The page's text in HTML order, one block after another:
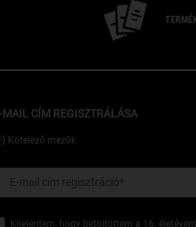
MAIL CÍM REGISZTRÁLÁSA
Kötelező mezők
E-mail cím regisztráció*
Kijelentem, hogy betöltöttem a 16.